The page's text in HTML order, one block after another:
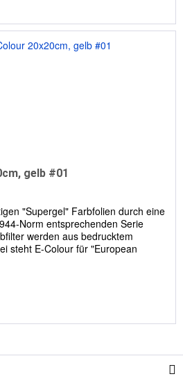
gelb #01
"Supergel" Farbfolien durch eine
Norm entsprechenden Serie
werden aus bedrucktem
steht E-Colour für "European